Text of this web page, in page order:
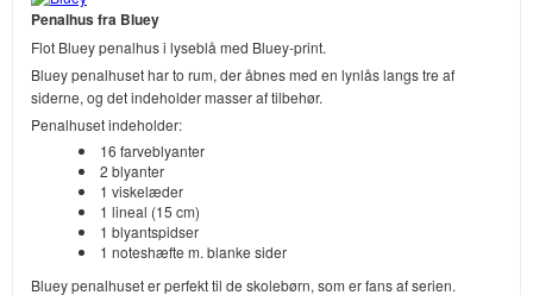
Penalhus fra Bluey
Flot Bluey penalhus i lyseblå med Bluey-print.
Bluey penalhuset har to rum, der åbnes med en lynlås langs tre af
siderne, og det indeholder masser af tilbehør.
Penalhuset indeholder:
16 farveblyanter
2 blyanter
1 viskelæder
1 lineal (15 cm)
1 blyantspidser
1 noteshæfte m. blanke sider
Bluey penalhuset er perfekt til de skolebørn, som er fans af serien.